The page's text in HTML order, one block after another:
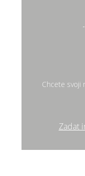
Chcete svoji
Zadat